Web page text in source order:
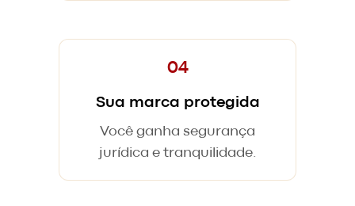
04
Sua marca protegida
Você ganha segurança
jurídica e tranquilidade.